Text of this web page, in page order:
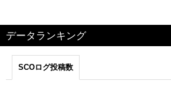
データランキング
SCOログ投稿数